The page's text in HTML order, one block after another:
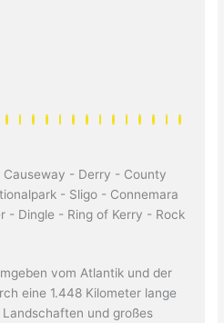
- Derry - County
- Sligo - Connemara
- Dingle - Ring of Kerry - Rock
vom Atlantik und der
eine 1.448 Kilometer lange
und großes